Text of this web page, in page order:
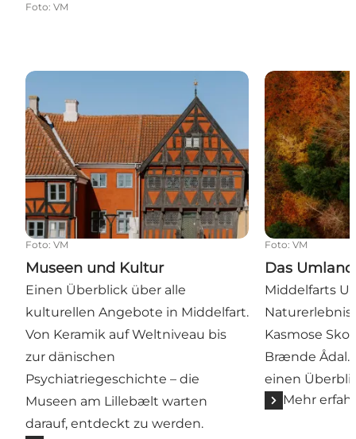
Foto: VM
Museen und Kultur
Foto: VM
Museen und Kultur
Einen Überblick über alle
kulturellen Angebote in Middelfart.
Von Keramik auf Weltniveau bis
zur dänischen
Psychiatriegeschichte – die
Museen am Lillebælt warten
darauf, entdeckt zu werden.
Das Umland
Foto: VM
Das Umland
Middelfarts
Kasmose
Brænde Ådal.
einen
Mehr